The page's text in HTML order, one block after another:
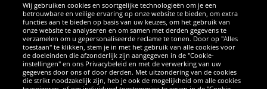
SOCIALE MEDIA
FacebookInstagram
WhatsApp
TikTokTwitterYouTube
Wij gebruiken cookies en soortgelijke technologieën om je een
betrouwbare en veilige ervaring op onze website te bieden, om extra
functies aan te bieden op basis van uw keuzes, om het gebruik van
onze website te analyseren en om samen met derden gegevens te
verzamelen om u gepersonaliseerde reclame te tonen. Door op "Alles
toestaan" te klikken, stem je in met het gebruik van alle cookies voor
de doeleinden die afzonderlijk zijn aangegeven in de "Cookie-
instellingen" en ons Privacybeleid en met de verwerking van uw
gegevens door ons of door derden. Met uitzondering van de cookies
die strikt noodzakelijk zijn, heb je ook de mogelijkheid om alle cookies